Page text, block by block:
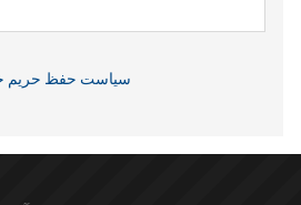
سیاست حفظ